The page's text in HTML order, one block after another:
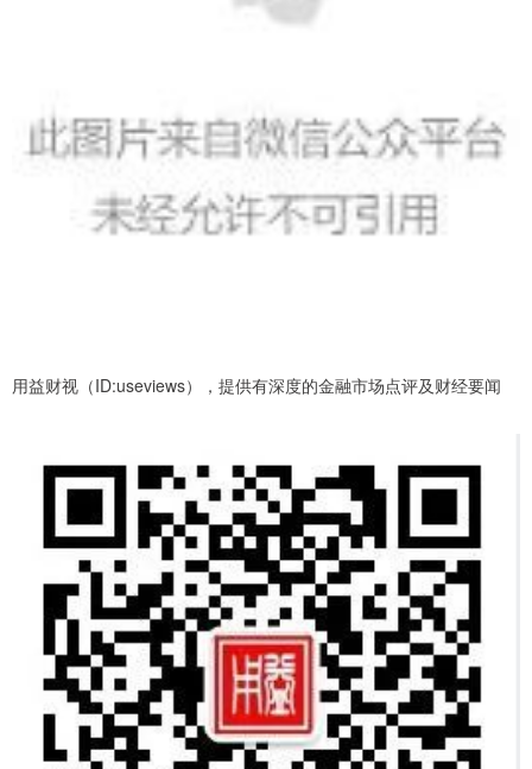
用益财视（ID:useviews），提供有深度的金融市场点评及财经要闻